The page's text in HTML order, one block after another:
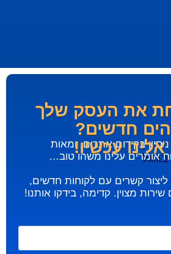
את העסק שלך
חדשים?
עכשיו!
של ניסיון בקידום אתרים, ומאות
אומרים עלינו משהו טוב…
קשרים עם לקוחות חדשים,
מצוין. קדימה, בידקו אותנו!